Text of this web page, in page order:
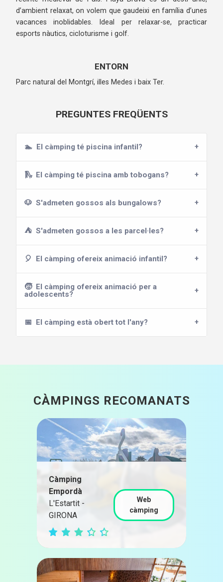
d’ambient relaxat, on volem que gaudeixi en família d’unes
vacances inoblidables. Ideal per relaxar-se, practicar
esports nàutics, cicloturisme i golf.
ENTORN
Parc natural del Montgrí, illes Medes i baix Ter.
PREGUNTES FREQÜENTS
🏊 El càmping té piscina infantil?
🛝 El càmping té piscina amb tobogans?
🐶 S'admeten gossos als bungalows?
⛺ S'admeten gossos a les parcel·les?
🎈 El càmping ofereix animació infantil?
🧒 El càmping ofereix animació per a
adolescents?
📅 El càmping està obert tot l'any?
CÀMPINGS RECOMANATS
Càmping
Empordà
L'Estartit -
GIRONA
Web
càmping